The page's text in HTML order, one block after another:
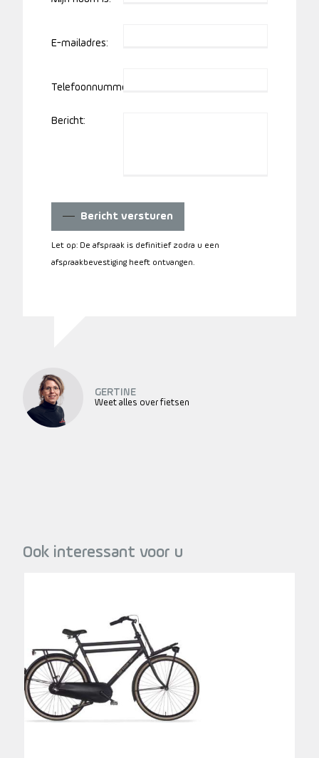
E-mailadres:
Telefoonnummer:
Bericht:
Bericht versturen
Let op: De afspraak is definitief zodra u een
afspraakbevestiging heeft ontvangen.
GERTINE
Weet alles over fietsen
Ook interessant voor u